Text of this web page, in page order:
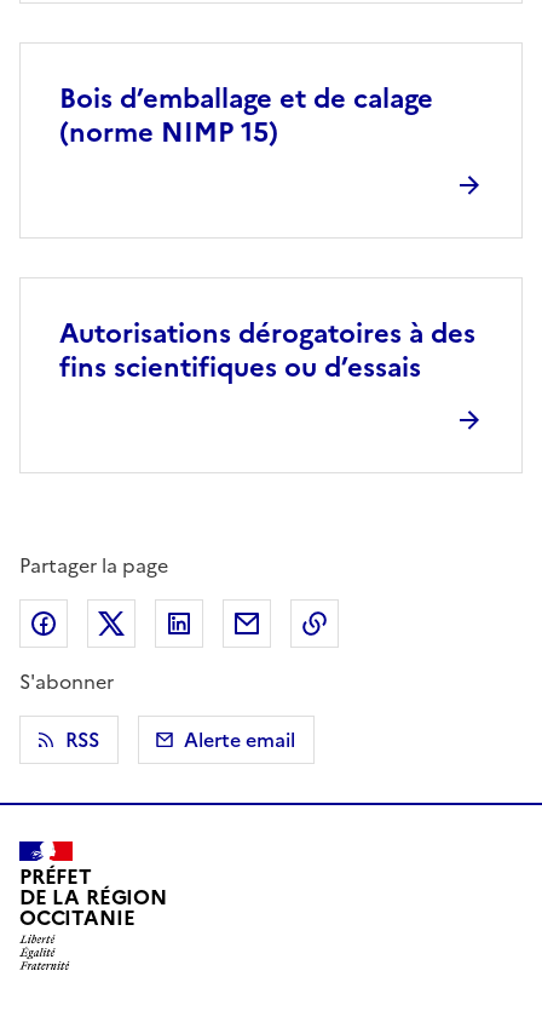
Bois d’emballage et de calage
(norme NIMP 15)
Autorisations dérogatoires à des
fins scientifiques ou d’essais
Partager la page
Partager sur Facebook
Partager sur X (anciennement Twitter)
Partager sur LinkedIn
Partager par email
S'abonner
RSS
Alerte email
PRÉFET
DE LA RÉGION
OCCITANIE